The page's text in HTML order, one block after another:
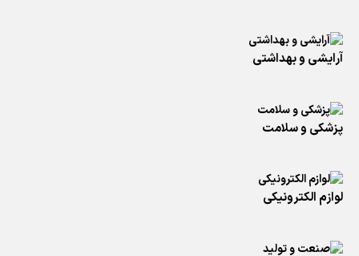
آرایشی و بهداشتی
پزشکی و سلامت
لوازم الکترونیکی